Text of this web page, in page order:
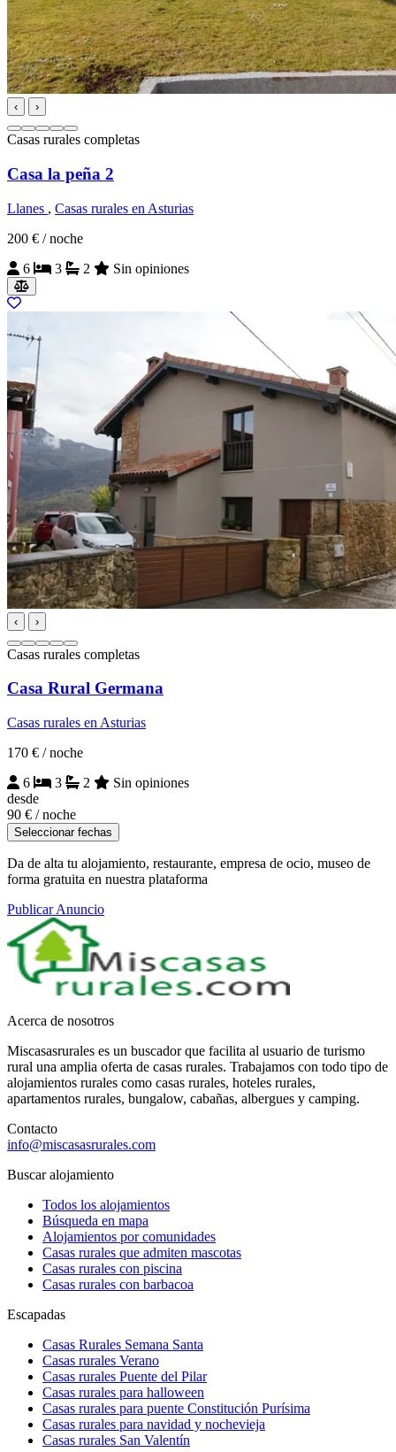
‹ ›
Casas rurales completas
Casa la peña 2
Llanes , Casas rurales en Asturias
200 € / noche
6
3 2 Sin opiniones
‹ ›
Casas rurales completas
Casa Rural Germana
Casas rurales en Asturias
170 € / noche
6
3 2
Sin opiniones
desde
90 € / noche
Seleccionar fechas
Da de alta tu alojamiento, restaurante, empresa de ocio, museo de
forma gratuita en nuestra plataforma
Publicar Anuncio
Acerca de nosotros
Miscasasrurales es un buscador que facilita al usuario de turismo
rural una amplia oferta de casas rurales. Trabajamos con todo tipo de
alojamientos rurales como casas rurales, hoteles rurales,
apartamentos rurales, bungalow, cabañas, albergues y camping.
Contacto
info@miscasasrurales.com
Buscar alojamiento
Todos los alojamientos
Búsqueda en mapa
Alojamientos por comunidades
Casas rurales que admiten mascotas
Casas rurales con piscina
Casas rurales con barbacoa
Escapadas
Casas Rurales Semana Santa
Casas rurales Verano
Casas rurales Puente del Pilar
Casas rurales para halloween
Casas rurales para puente Constitución Purísima
Casas rurales para navidad y nochevieja
Casas rurales San Valentín